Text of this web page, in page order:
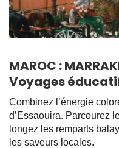
MAROC :
Voyages
Combinez l’énergie
d’Essaouira. Parcourez
longez les remparts
les saveurs locales.